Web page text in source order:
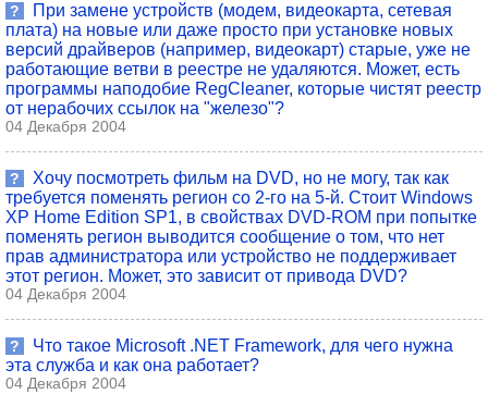
?
При замене устройств (модем, видеокарта, сетевая
плата) на новые или даже просто при установке новых
версий драйверов (например, видеокарт) старые, уже не
работающие ветви в реестре не удаляются. Может, есть
программы наподобие RegCleaner, которые чистят реестр
от нерабочих ссылок на "железо"?
04 Декабря 2004
?
Хочу посмотреть фильм на DVD, но не могу, так как
требуется поменять регион со 2-го на 5-й. Стоит Windows
XP Home Edition SP1, в свойствах DVD-ROM при попытке
поменять регион выводится сообщение о том, что нет
прав администратора или устройство не поддерживает
этот регион. Может, это зависит от привода DVD?
04 Декабря 2004
?
Что такое Microsoft .NET Framework, для чего нужна
эта служба и как она работает?
04 Декабря 2004